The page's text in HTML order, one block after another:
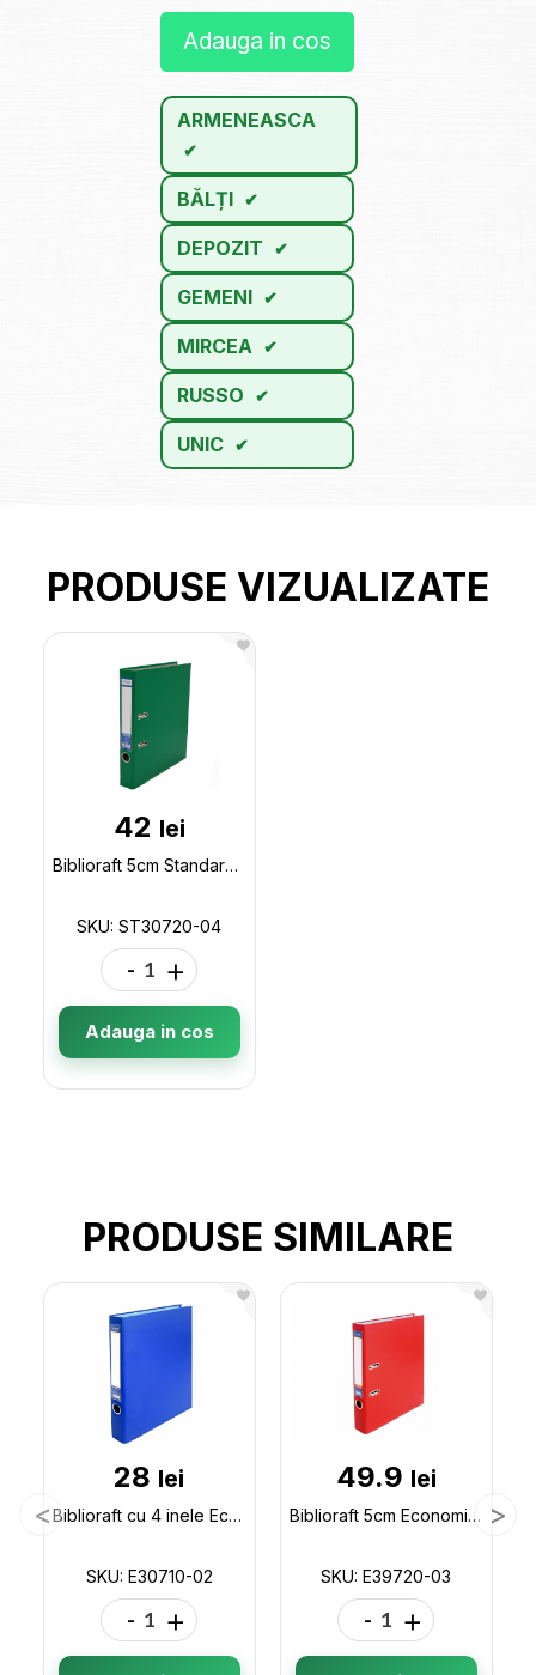
Adauga in cos
ARMENEASCA
BĂLȚI
DEPOZIT
GEMENI
MIRCEA
RUSSO
UNIC
PRODUSE VIZUALIZATE
42 lei
Biblioraft 5cm Standard (verde) ST30720-04
SKU: ST30720-04
- +
Adauga in cos
PRODUSE SIMILARE
28 lei
Biblioraft cu 4 inele Economix (albastru) E30710-02
SKU: E30710-02
- +
49.9 lei
Biblioraft 5cm Economix (rosu) E39720-03
SKU: E39720-03
- +